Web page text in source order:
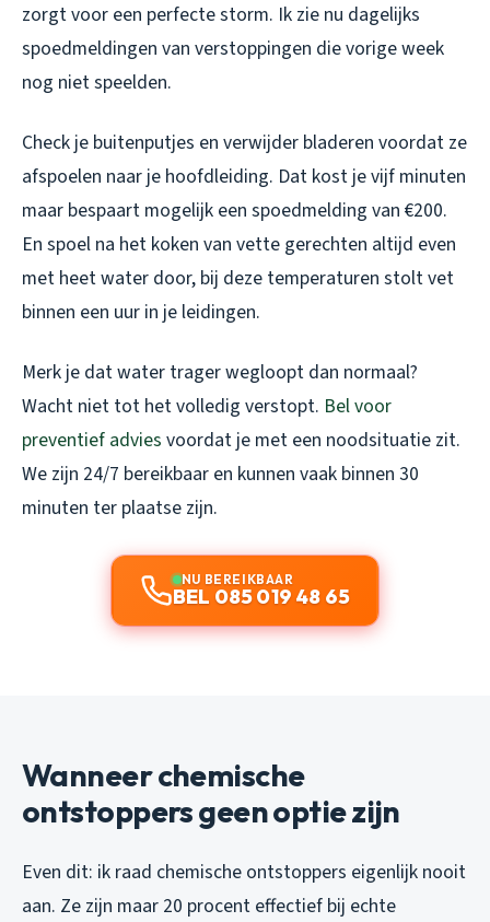
zorgt voor een perfecte storm. Ik zie nu dagelijks
spoedmeldingen van verstoppingen die vorige week
nog niet speelden.
Check je buitenputjes en verwijder bladeren voordat ze
afspoelen naar je hoofdleiding. Dat kost je vijf minuten
maar bespaart mogelijk een spoedmelding van €200.
En spoel na het koken van vette gerechten altijd even
met heet water door, bij deze temperaturen stolt vet
binnen een uur in je leidingen.
Merk je dat water trager wegloopt dan normaal?
Wacht niet tot het volledig verstopt. Bel voor
preventief advies voordat je met een noodsituatie zit.
We zijn 24/7 bereikbaar en kunnen vaak binnen 30
minuten ter plaatse zijn.
NU BEREIKBAAR
BEL 085 019 48 65
Wanneer chemische
ontstoppers geen optie zijn
Even dit: ik raad chemische ontstoppers eigenlijk nooit
aan. Ze zijn maar 20 procent effectief bij echte